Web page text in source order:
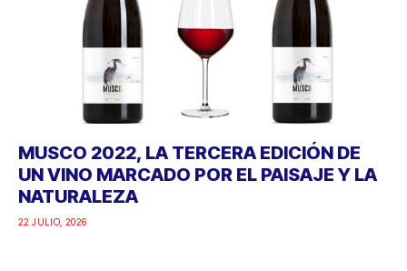
MUSCO 2022, LA TERCERA EDICIÓN DE
UN VINO MARCADO POR EL PAISAJE Y LA
NATURALEZA
22 JULIO, 2026